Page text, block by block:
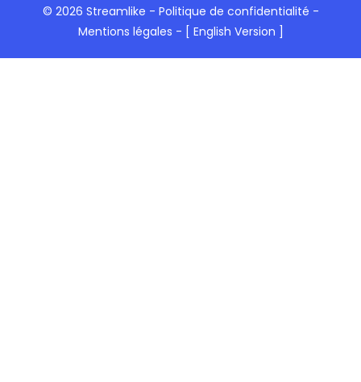
© 2026 Streamlike - Politique de confidentialité -
Mentions légales - [ English Version ]